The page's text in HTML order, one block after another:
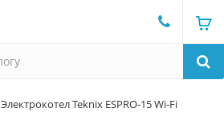
Электрокотел Teknix ESPRO-15 Wi-Fi